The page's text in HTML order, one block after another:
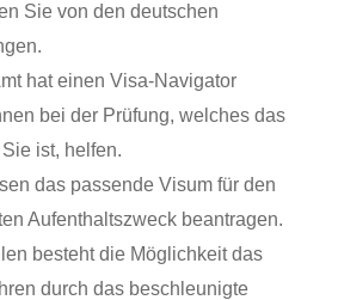
Sie von den deutschen
hat einen Visa-Navigator
bei der Prüfung, welches das
ist, helfen.
das passende Visum für den
Aufenthaltszweck beantragen.
besteht die Möglichkeit das
durch das beschleunigte